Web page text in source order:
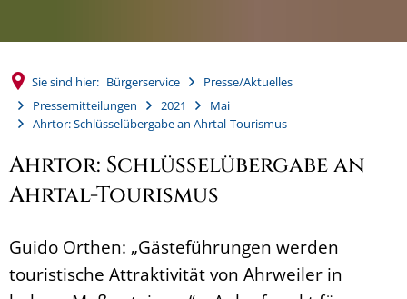
Sie sind hier: Bürgerservice
Presse/Aktuelles
Pressemitteilungen
2021
Mai
Ahrtor: Schlüsselübergabe an Ahrtal-Tourismus
Ahrtor: Schlüsselübergabe an
Ahrtal-Tourismus
Guido Orthen: „Gästeführungen werden
touristische Attraktivität von Ahrweiler in